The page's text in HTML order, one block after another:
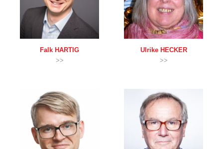
Falk HARTIG
>>
Ulrike HECKER
>>